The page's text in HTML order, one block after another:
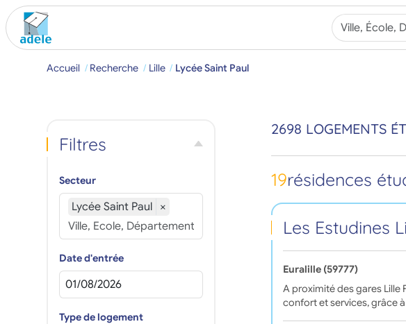
Accueil Recherche Lille Lycée Saint Paul
2698 LOGEMENTS
19résidences
Les Estudines
Euralille (59777)
A proximité des gares Lille
confort et services, grâce
Filtres
Secteur
Lycée Saint Paul ×
Date d'entrée
Type de logement